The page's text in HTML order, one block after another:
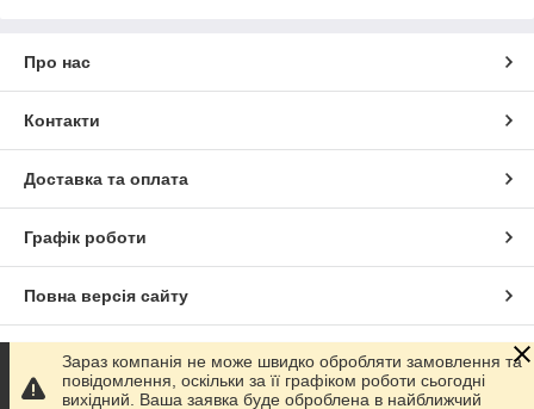
Про нас
Контакти
Доставка та оплата
Графік роботи
Повна версія сайту
Сайт створено на маркетплейсіProm.ua
Зараз компанія не може швидко обробляти замовлення та
повідомлення, оскільки за її графіком роботи сьогодні
вихідний. Ваша заявка буде оброблена в найближчий